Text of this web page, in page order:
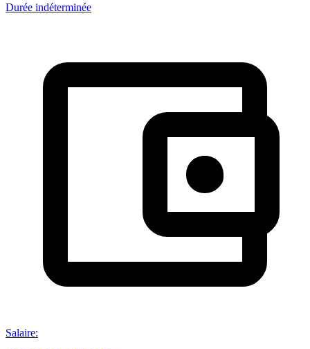
Durée indéterminée
Salaire: